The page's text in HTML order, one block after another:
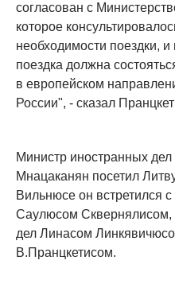
согласован с
которое
необходимости поездки,
поездка должна
в европейском
России", - сказал
Министр иностранных
Мнацаканян посетил
Вильнюсе он встретился
Саулюсом Сквернялисом,
дел Линасом
В.Пранцкетисом.